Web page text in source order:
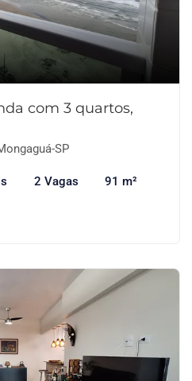
com 3 quartos,
SP
2 Vagas 91 m²